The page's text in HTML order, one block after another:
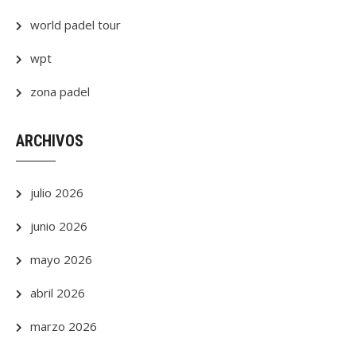
world padel tour
wpt
zona padel
ARCHIVOS
julio 2026
junio 2026
mayo 2026
abril 2026
marzo 2026